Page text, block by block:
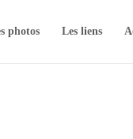
photos Les liens